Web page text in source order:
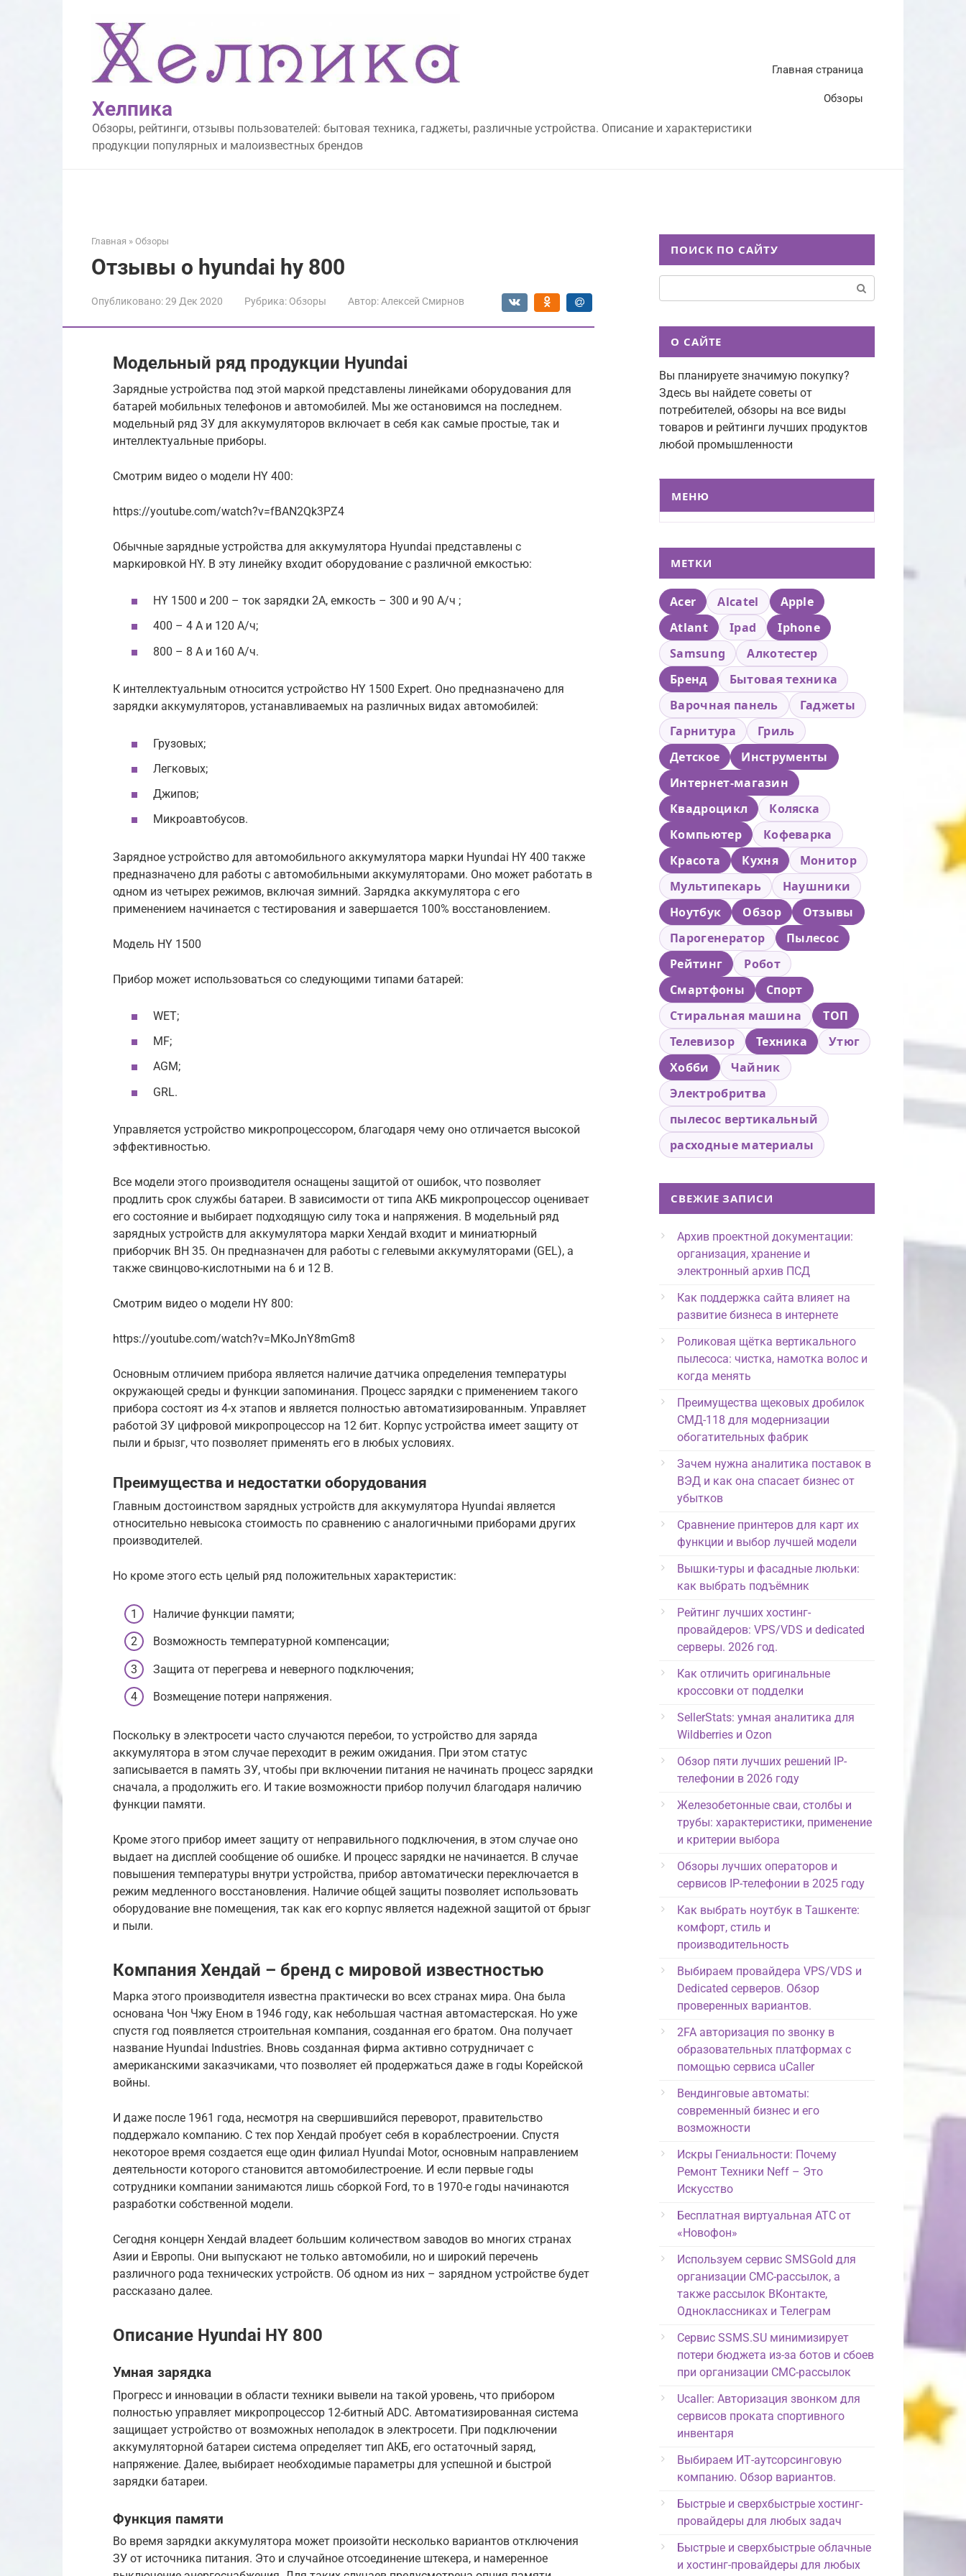
Хелпика
Обзоры, рейтинги, отзывы пользователей: бытовая техника, гаджеты, различные устройства. Описание и характеристики
продукции популярных и малоизвестных брендов
Главная страница
Обзоры
Главная » Обзоры
Отзывы о hyundai hy 800
Опубликовано:29 Дек 2020 Рубрика: Обзоры Автор: Алексей Смирнов
Модельный ряд продукции Hyundai
Зарядные устройства под этой маркой представлены линейками оборудования для
батарей мобильных телефонов и автомобилей. Мы же остановимся на последнем.
модельный ряд ЗУ для аккумуляторов включает в себя как самые простые, так и
интеллектуальные приборы.
Смотрим видео о модели HY 400:
https://youtube.com/watch?v=fBAN2Qk3PZ4
Обычные зарядные устройства для аккумулятора Hyundai представлены с
маркировкой HY. В эту линейку входит оборудование с различной емкостью:
HY 1500 и 200 – ток зарядки 2А, емкость – 300 и 90 А/ч ;
400 – 4 А и 120 А/ч;
800 – 8 А и 160 А/ч.
К интеллектуальным относится устройство HY 1500 Expert. Оно предназначено для
зарядки аккумуляторов, устанавливаемых на различных видах автомобилей:
Грузовых;
Легковых;
Джипов;
Микроавтобусов.
Зарядное устройство для автомобильного аккумулятора марки Hyundai HY 400 также
предназначено для работы с автомобильными аккумуляторами. Оно может работать в
одном из четырех режимов, включая зимний. Зарядка аккумулятора с его
применением начинается с тестирования и завершается 100% восстановлением.
Модель HY 1500
Прибор может использоваться со следующими типами батарей:
WET;
MF;
AGM;
GRL.
Управляется устройство микропроцессором, благодаря чему оно отличается высокой
эффективностью.
Все модели этого производителя оснащены защитой от ошибок, что позволяет
продлить срок службы батареи. В зависимости от типа АКБ микропроцессор оценивает
его состояние и выбирает подходящую силу тока и напряжения. В модельный ряд
зарядных устройств для аккумулятора марки Хендай входит и миниатюрный
приборчик BH 35. Он предназначен для работы с гелевыми аккумуляторами (GEL), а
также свинцово-кислотными на 6 и 12 В.
Смотрим видео о модели HY 800:
https://youtube.com/watch?v=MKoJnY8mGm8
Основным отличием прибора является наличие датчика определения температуры
окружающей среды и функции запоминания. Процесс зарядки с применением такого
прибора состоят из 4-х этапов и является полностью автоматизированным. Управляет
работой ЗУ цифровой микропроцессор на 12 бит. Корпус устройства имеет защиту от
пыли и брызг, что позволяет применять его в любых условиях.
Преимущества и недостатки оборудования
Главным достоинством зарядных устройств для аккумулятора Hyundai является
относительно невысока стоимость по сравнению с аналогичными приборами других
производителей.
Но кроме этого есть целый ряд положительных характеристик:
Наличие функции памяти;
Возможность температурной компенсации;
Защита от перегрева и неверного подключения;
Возмещение потери напряжения.
Поскольку в электросети часто случаются перебои, то устройство для заряда
аккумулятора в этом случае переходит в режим ожидания. При этом статус
записывается в память ЗУ, чтобы при включении питания не начинать процесс зарядки
сначала, а продолжить его. И такие возможности прибор получил благодаря наличию
функции памяти.
Кроме этого прибор имеет защиту от неправильного подключения, в этом случае оно
выдает на дисплей сообщение об ошибке. И процесс зарядки не начинается. В случае
повышения температуры внутри устройства, прибор автоматически переключается в
режим медленного восстановления. Наличие общей защиты позволяет использовать
оборудование вне помещения, так как его корпус является надежной защитой от брызг
и пыли.
Компания Хендай – бренд с мировой известностью
Марка этого производителя известна практически во всех странах мира. Она была
основана Чон Чжу Еном в 1946 году, как небольшая частная автомастерская. Но уже
спустя год появляется строительная компания, созданная его братом. Она получает
название Hyundai Industries. Вновь созданная фирма активно сотрудничает с
американскими заказчиками, что позволяет ей продержаться даже в годы Корейской
войны.
И даже после 1961 года, несмотря на свершившийся переворот, правительство
поддержало компанию. С тех пор Хендай пробует себя в кораблестроении. Спустя
некоторое время создается еще один филиал Hyundai Motor, основным направлением
деятельности которого становится автомобилестроение. И если первые годы
сотрудники компании занимаются лишь сборкой Ford, то в 1970-е годы начинаются
разработки собственной модели.
Сегодня концерн Хендай владеет большим количеством заводов во многих странах
Азии и Европы. Они выпускают не только автомобили, но и широкий перечень
различного рода технических устройств. Об одном из них – зарядном устройстве будет
рассказано далее.
Описание Hyundai HY 800
Умная зарядка
Прогресс и инновации в области техники вывели на такой уровень, что прибором
полностью управляет микропроцессор 12-битный АDC. Автоматизированная система
защищает устройство от возможных неполадок в электросети. При подключении
аккумуляторной батареи система определяет тип АКБ, его остаточный заряд,
напряжение. Далее, выбирает необходимые параметры для успешной и быстрой
зарядки батареи.
Функция памяти
Во время зарядки аккумулятора может произойти несколько вариантов отключения
ЗУ от источника питания. Это и случайное отсоединение штекера, и намеренное
ПОИСК ПО САЙТУ
О САЙТЕ
Вы планируете значимую покупку?
Здесь вы найдете советы от
потребителей, обзоры на все виды
товаров и рейтинги лучших продуктов
любой промышленности
МЕНЮ
МЕТКИ
Acer Alcatel
Apple
Atlant
Ipad
Iphone
Samsung
Алкотестер
Бренд
Бытовая техника
Варочная панель
Гаджеты
Гарнитура
Гриль
Детское
Инструменты
Интернет-магазин
Квадроцикл
Коляска
Компьютер
Кофеварка
Красота
Кухня
Монитор
Мультипекарь
Наушники
Ноутбук
Обзор
Отзывы
Парогенератор
Пылесос
Рейтинг
Робот
Смартфоны
Спорт
Стиральная машина
ТОП
Телевизор
Техника
Утюг
Хобби
Чайник
Электробритва
пылесос вертикальный
расходные материалы
СВЕЖИЕ ЗАПИСИ
Архив проектной документации:
организация, хранение и
электронный архив ПСД
Как поддержка сайта влияет на
развитие бизнеса в интернете
Роликовая щётка вертикального
пылесоса: чистка, намотка волос и
когда менять
Преимущества щековых дробилок
СМД-118 для модернизации
обогатительных фабрик
Зачем нужна аналитика поставок в
ВЭД и как она спасает бизнес от
убытков
Сравнение принтеров для карт их
функции и выбор лучшей модели
Вышки-туры и фасадные люльки:
как выбрать подъёмник
Рейтинг лучших хостинг-
провайдеров: VPS/VDS и dedicated
серверы. 2026 год.
Как отличить оригинальные
кроссовки от подделки
SellerStats: умная аналитика для
Wildberries и Ozon
Обзор пяти лучших решений IP-
телефонии в 2026 году
Железобетонные сваи, столбы и
трубы: характеристики, применение
и критерии выбора
Обзоры лучших операторов и
сервисов IP-телефонии в 2025 году
Как выбрать ноутбук в Ташкенте:
комфорт, стиль и
производительность
Выбираем провайдера VPS/VDS и
Dedicated серверов. Обзор
проверенных вариантов.
2FA авторизация по звонку в
образовательных платформах с
помощью сервиса uCaller
Вендинговые автоматы:
современный бизнес и его
возможности
Искры Гениальности: Почему
Ремонт Техники Neff – Это
Искусство
Бесплатная виртуальная АТС от
«Новофон»
Используем сервис SMSGold для
организации СМС-рассылок, а
также рассылок ВКонтакте,
Одноклассниках и Телеграм
Сервис SSMS.SU минимизирует
потери бюджета из-за ботов и сбоев
при организации СМС-рассылок
Ucaller: Авторизация звонком для
сервисов проката спортивного
инвентаря
Выбираем ИТ-аутсорсинговую
компанию. Обзор вариантов.
Быстрые и сверхбыстрые хостинг-
провайдеры для любых задач
Быстрые и сверхбыстрые облачные
и хостинг-провайдеры для любых